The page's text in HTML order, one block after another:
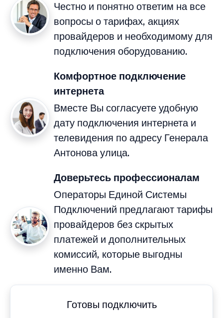
Честно и понятно ответим на все
вопросы о тарифах, акциях
провайдеров и необходимому для
подключения оборудованию.
Комфортное подключение
интернета
Вместе Вы согласуете удобную
дату подключения интернета и
телевидения по адресу Генерала
Антонова улица.
Доверьтесь профессионалам
Операторы Единой Системы
Подключений предлагают тарифы
провайдеров без скрытых
платежей и дополнительных
комиссий, которые выгодны
именно Вам.
Готовы подключить